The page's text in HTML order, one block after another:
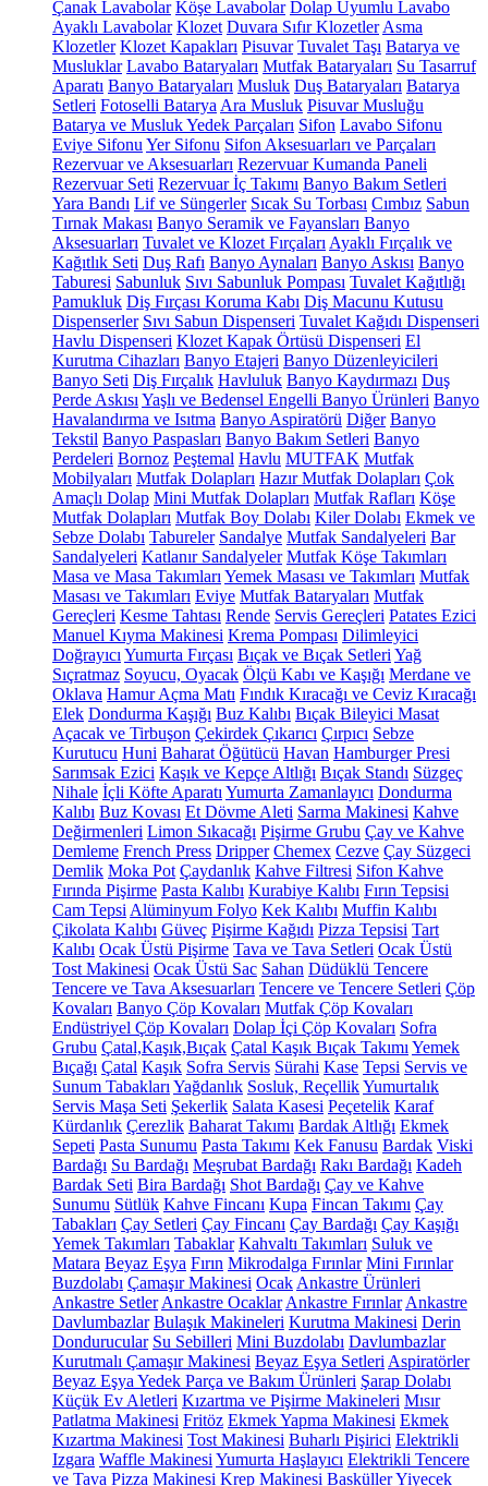
Çanak Lavabolar Köşe Lavabolar Dolap Uyumlu Lavabo
Ayaklı Lavabolar Klozet Duvara Sıfır Klozetler Asma
Klozetler Klozet Kapakları Pisuvar Tuvalet Taşı Batarya ve
Musluklar Lavabo Bataryaları Mutfak Bataryaları Su Tasarruf
Aparatı Banyo Bataryaları Musluk Duş Bataryaları Batarya
Setleri Fotoselli Batarya Ara Musluk Pisuvar Musluğu
Batarya ve Musluk Yedek Parçaları Sifon Lavabo Sifonu
Eviye Sifonu Yer Sifonu Sifon Aksesuarları ve Parçaları
Rezervuar ve Aksesuarları Rezervuar Kumanda Paneli
Rezervuar Seti Rezervuar İç Takımı Banyo Bakım Setleri
Yara Bandı Lif ve Süngerler Sıcak Su Torbası Cımbız Sabun
Tırnak Makası Banyo Seramik ve Fayansları Banyo
Aksesuarları Tuvalet ve Klozet Fırçaları Ayaklı Fırçalık ve
Kağıtlık Seti Duş Rafı Banyo Aynaları Banyo Askısı Banyo
Taburesi Sabunluk Sıvı Sabunluk Pompası Tuvalet Kağıtlığı
Pamukluk Diş Fırçası Koruma Kabı Diş Macunu Kutusu
Dispenserler Sıvı Sabun Dispenseri Tuvalet Kağıdı Dispenseri
Havlu Dispenseri Klozet Kapak Örtüsü Dispenseri El
Kurutma Cihazları Banyo Etajeri Banyo Düzenleyicileri
Banyo Seti Diş Fırçalık Havluluk Banyo Kaydırmazı Duş
Perde Askısı Yaşlı ve Bedensel Engelli Banyo Ürünleri Banyo
Havalandırma ve Isıtma Banyo Aspiratörü Diğer Banyo
Tekstil Banyo Paspasları Banyo Bakım Setleri Banyo
Perdeleri Bornoz Peştemal Havlu MUTFAK Mutfak
Mobilyaları Mutfak Dolapları Hazır Mutfak Dolapları Çok
Amaçlı Dolap Mini Mutfak Dolapları Mutfak Rafları Köşe
Mutfak Dolapları Mutfak Boy Dolabı Kiler Dolabı Ekmek ve
Sebze Dolabı Tabureler Sandalye Mutfak Sandalyeleri Bar
Sandalyeleri Katlanır Sandalyeler Mutfak Köşe Takımları
Masa ve Masa Takımları Yemek Masası ve Takımları Mutfak
Masası ve Takımları Eviye Mutfak Bataryaları Mutfak
Gereçleri Kesme Tahtası Rende Servis Gereçleri Patates Ezici
Manuel Kıyma Makinesi Krema Pompası Dilimleyici
Doğrayıcı Yumurta Fırçası Bıçak ve Bıçak Setleri Yağ
Sıçratmaz Soyucu, Oyacak Ölçü Kabı ve Kaşığı Merdane ve
Oklava Hamur Açma Matı Fındık Kıracağı ve Ceviz Kıracağı
Elek Dondurma Kaşığı Buz Kalıbı Bıçak Bileyici Masat
Açacak ve Tirbuşon Çekirdek Çıkarıcı Çırpıcı Sebze
Kurutucu Huni Baharat Öğütücü Havan Hamburger Presi
Sarımsak Ezici Kaşık ve Kepçe Altlığı Bıçak Standı Süzgeç
Nihale İçli Köfte Aparatı Yumurta Zamanlayıcı Dondurma
Kalıbı Buz Kovası Et Dövme Aleti Sarma Makinesi Kahve
Değirmenleri Limon Sıkacağı Pişirme Grubu Çay ve Kahve
Demleme French Press Dripper Chemex Cezve Çay Süzgeci
Demlik Moka Pot Çaydanlık Kahve Filtresi Sifon Kahve
Fırında Pişirme Pasta Kalıbı Kurabiye Kalıbı Fırın Tepsisi
Cam Tepsi Alüminyum Folyo Kek Kalıbı Muffin Kalıbı
Çikolata Kalıbı Güveç Pişirme Kağıdı Pizza Tepsisi Tart
Kalıbı Ocak Üstü Pişirme Tava ve Tava Setleri Ocak Üstü
Tost Makinesi Ocak Üstü Sac Sahan Düdüklü Tencere
Tencere ve Tava Aksesuarları Tencere ve Tencere Setleri Çöp
Kovaları Banyo Çöp Kovaları Mutfak Çöp Kovaları
Endüstriyel Çöp Kovaları Dolap İçi Çöp Kovaları Sofra
Grubu Çatal,Kaşık,Bıçak Çatal Kaşık Bıçak Takımı Yemek
Bıçağı Çatal Kaşık Sofra Servis Sürahi Kase Tepsi Servis ve
Sunum Tabakları Yağdanlık Sosluk, ReçellikYumurtalık
Servis Maşa Seti Şekerlik Salata Kasesi Peçetelik Karaf
Kürdanlık Çerezlik Baharat Takımı Bardak Altlığı Ekmek
Sepeti Pasta Sunumu Pasta Takımı Kek Fanusu Bardak Viski
Bardağı Su Bardağı Meşrubat Bardağı Rakı Bardağı Kadeh
Bardak Seti Bira Bardağı Shot Bardağı Çay ve Kahve
Sunumu Sütlük Kahve Fincanı Kupa Fincan Takımı Çay
Tabakları Çay Setleri Çay Fincanı Çay Bardağı Çay Kaşığı
Yemek Takımları Tabaklar Kahvaltı Takımları Suluk ve
Matara Beyaz Eşya Fırın Mikrodalga Fırınlar Mini Fırınlar
Buzdolabı Çamaşır Makinesi Ocak Ankastre Ürünleri
Ankastre Setler Ankastre Ocaklar Ankastre Fırınlar Ankastre
Davlumbazlar Bulaşık Makineleri Kurutma Makinesi Derin
Dondurucular Su Sebilleri Mini Buzdolabı Davlumbazlar
Kurutmalı Çamaşır Makinesi Beyaz Eşya Setleri Aspiratörler
Beyaz Eşya Yedek Parça ve Bakım Ürünleri Şarap Dolabı
Küçük Ev Aletleri Kızartma ve Pişirme Makineleri Mısır
Patlatma Makinesi Fritöz Ekmek Yapma Makinesi Ekmek
Kızartma Makinesi Tost Makinesi Buharlı Pişirici Elektrikli
Izgara Waffle Makinesi Yumurta Haşlayıcı Elektrikli Tencere
ve Tava Pizza Makinesi Krep Makinesi BasküllerYiyecek